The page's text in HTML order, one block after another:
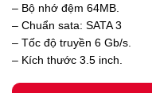
– Bộ nhớ đệm 64MB.
– Chuẩn sata: SATA 3
– Tốc độ truyền 6 Gb/s.
– Kích thước 3.5 inch.